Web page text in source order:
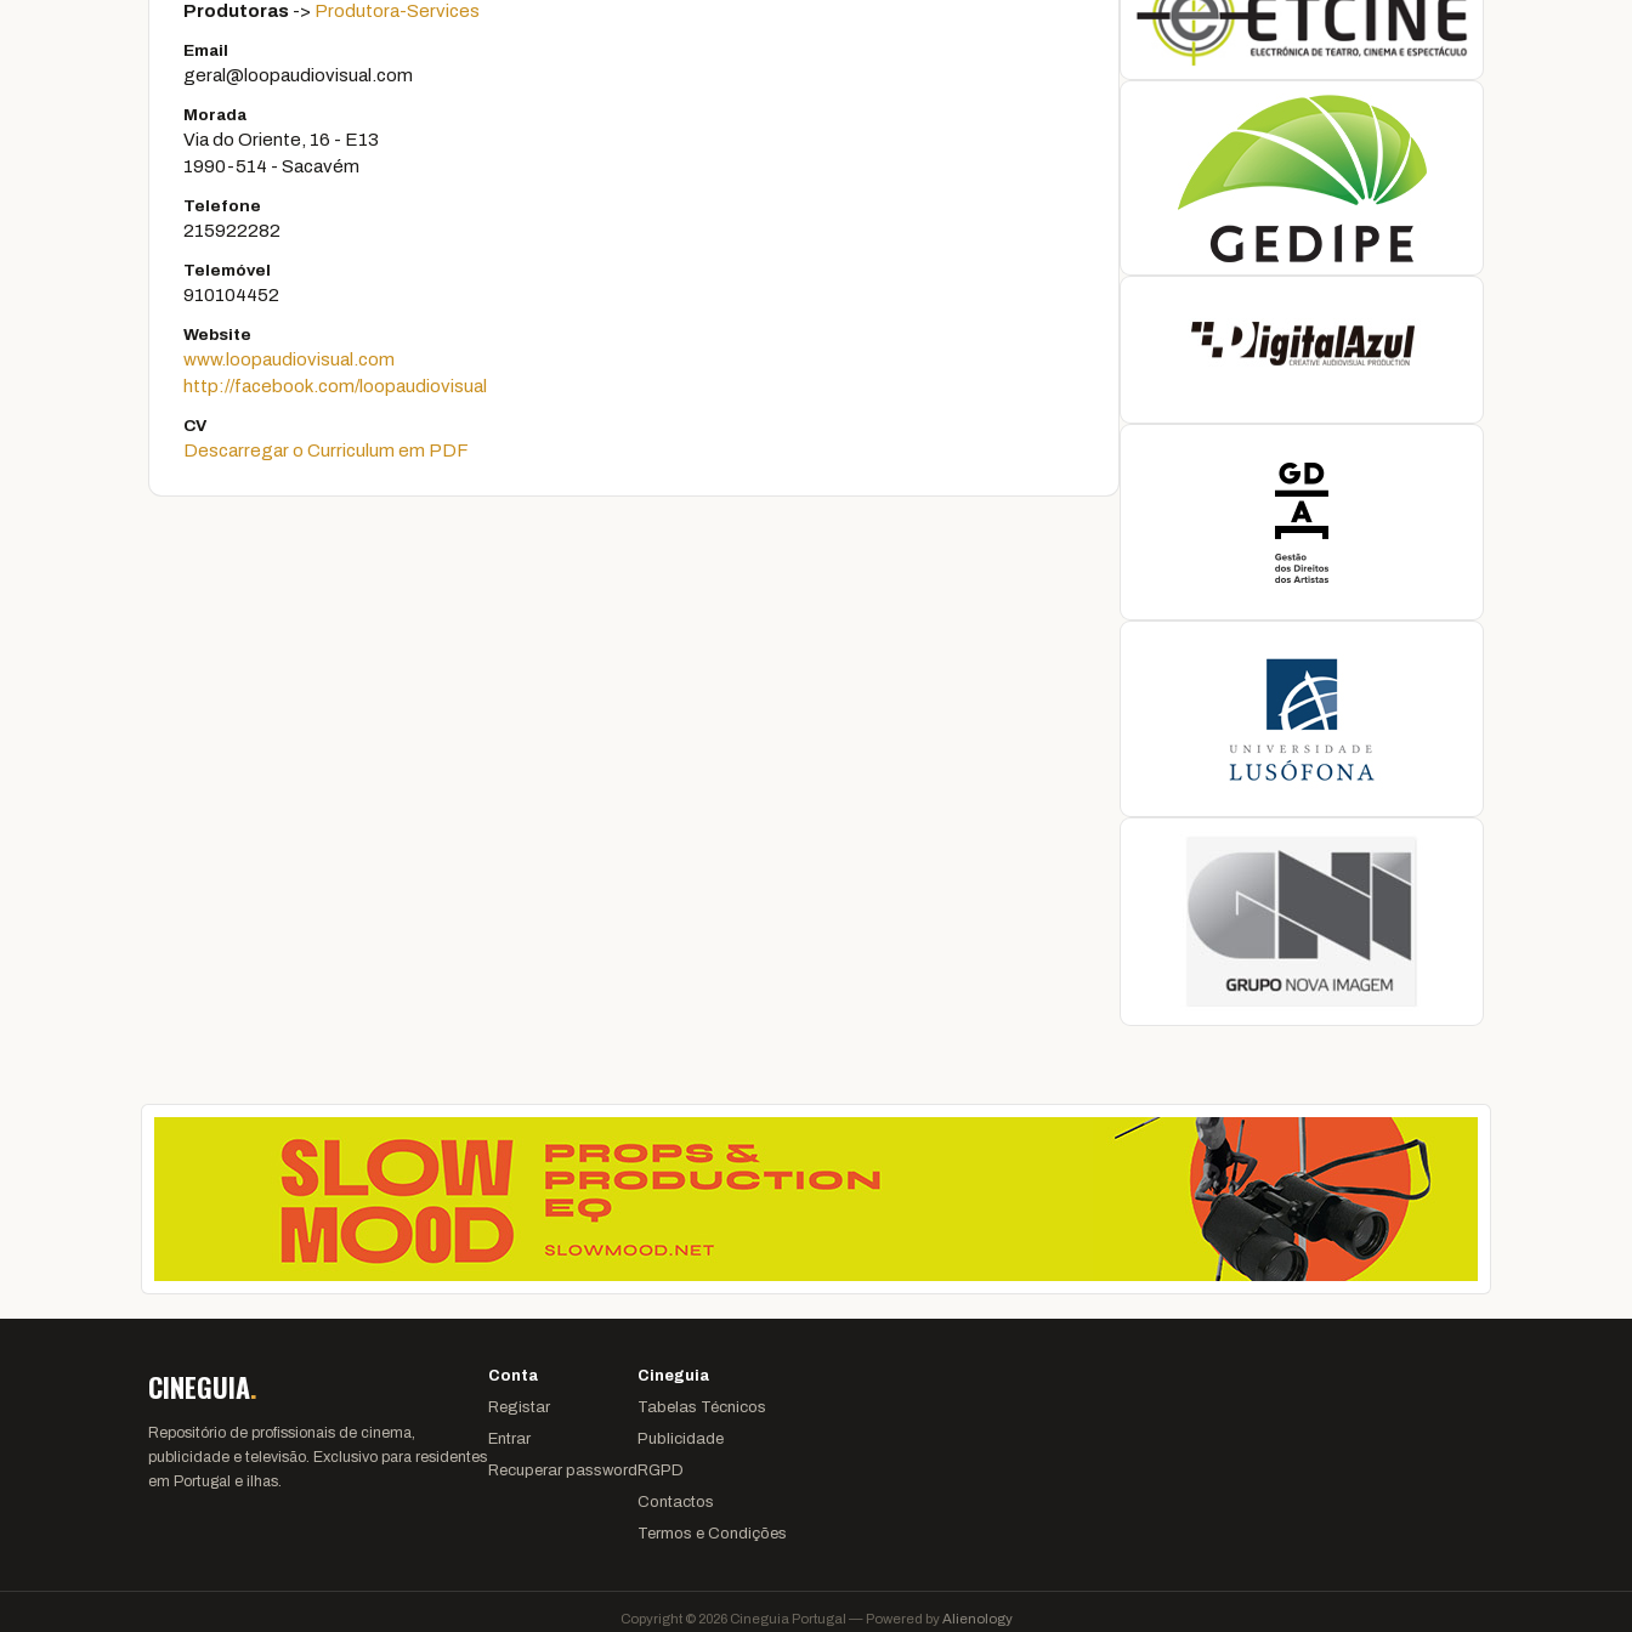
Produtoras -> Produtora-Services
Email
geral@loopaudiovisual.com
Morada
Via do Oriente, 16 - E13
1990-514 - Sacavém
Telefone
215922282
Telemóvel
910104452
Website
www.loopaudiovisual.com
http://facebook.com/loopaudiovisual
CV
Descarregar o Curriculum em PDF
CINEGUIA.
Repositório de profissionais de cinema,
publicidade e televisão. Exclusivo para residentes
em Portugal e ilhas.
Conta
Registar
Entrar
Recuperar password
Cineguia
Tabelas Técnicos
Publicidade
RGPD
Contactos
Termos e Condições
Copyright © 2026 Cineguia Portugal — Powered byAlienology